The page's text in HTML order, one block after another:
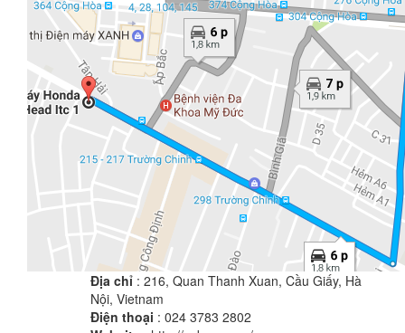
Địa chỉ : 216, Quan Thanh Xuan, Cầu Giấy, Hà
Nội, Vietnam
Điện thoại : 024 3783 2802